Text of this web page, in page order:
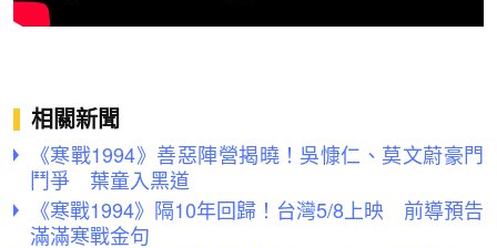
相關新聞
《寒戰1994》善惡陣營揭曉！吳慷仁、莫文蔚豪門
鬥爭 葉童入黑道
《寒戰1994》隔10年回歸！台灣5/8上映 前導預告
滿滿寒戰金句